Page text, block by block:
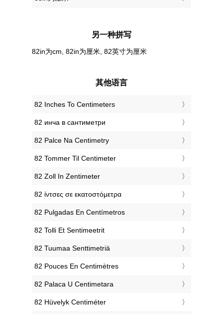
另一种拼写
82in为cm, 82in为厘米, 82英寸为厘米
其他语言
‎82 Inches To Centimeters
‎82 инча в сантиметри
‎82 Palce Na Centimetry
‎82 Tommer Til Centimeter
‎82 Zoll In Zentimeter
‎82 ίντσες σε εκατοστόμετρα
‎82 Pulgadas En Centímetros
‎82 Tolli Et Sentimeetrit
‎82 Tuumaa Senttimetriä
‎82 Pouces En Centimètres
‎82 Palaca U Centimetara
‎82 Hüvelyk Centiméter